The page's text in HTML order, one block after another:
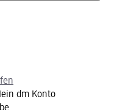
dm Konto